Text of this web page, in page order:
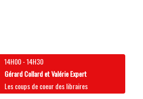
14H00-14H30
Gérard Collard et Valérie Expert
Les coups de coeur des libraires